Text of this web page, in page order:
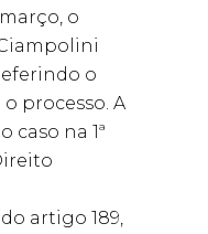
o
o
processo. A
caso na 1ª
artigo 189,